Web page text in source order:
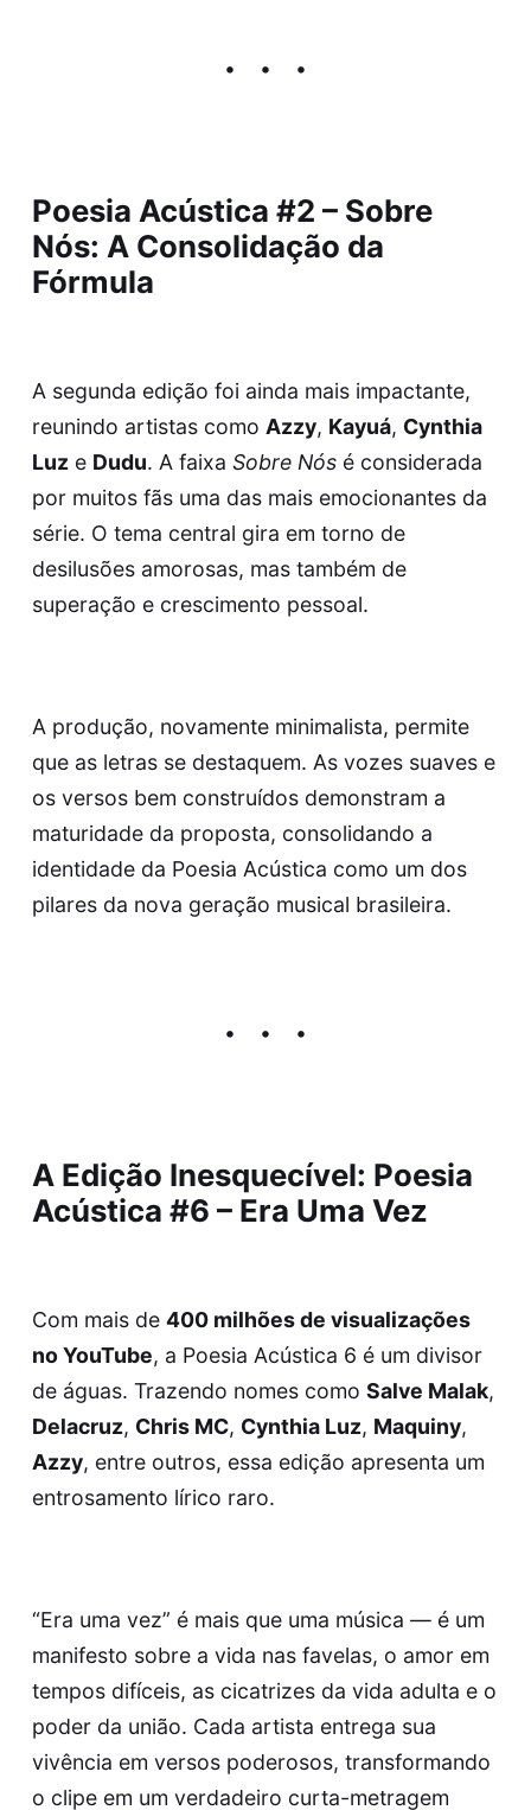
Poesia Acústica #2 – Sobre
Nós: A Consolidação da
Fórmula
A segunda edição foi ainda mais impactante,
reunindo artistas como Azzy, Kayuá, Cynthia
Luze Dudu. A faixa Sobre Nósé considerada
por muitos fãs uma das mais emocionantes da
série. O tema central gira em torno de
desilusões amorosas, mas também de
superação e crescimento pessoal.
A produção, novamente minimalista, permite
que as letras se destaquem. As vozes suaves e
os versos bem construídos demonstram a
maturidade da proposta, consolidando a
identidade da Poesia Acústica como um dos
pilares da nova geração musical brasileira.
A Edição Inesquecível: Poesia
Acústica #6 – Era Uma Vez
Com mais de 400 milhões de visualizações
no YouTube, a Poesia Acústica 6 é um divisor
de águas. Trazendo nomes como Salve Malak,
Delacruz, Chris MC, Cynthia Luz, Maquiny,
Azzy, entre outros, essa edição apresenta um
entrosamento lírico raro.
“Era uma vez” é mais que uma música — é um
manifesto sobre a vida nas favelas, o amor em
tempos difíceis, as cicatrizes da vida adulta e o
poder da união. Cada artista entrega sua
vivência em versos poderosos, transformando
o clipe em um verdadeiro curta-metragem